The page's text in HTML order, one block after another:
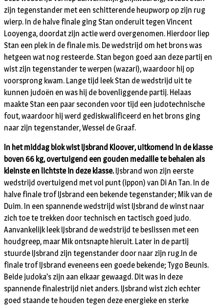
zijn tegenstander met een schitterende heupworp op zijn rug
wierp. In de halve finale ging Stan onderuit tegen Vincent
Looyenga, doordat zijn actie werd overgenomen. Hierdoor liep
Stan een plek in de finale mis. De wedstrijd om het brons was
hetgeen wat nog resteerde. Stan begon goed aan deze partij en
wist zijn tegenstander te werpen (wazari), waardoor hij op
voorsprong kwam. Lange tijd leek Stan de wedstrijd uit te
kunnen judoën en was hij de bovenliggende partij. Helaas
maakte Stan een paar seconden voor tijd een judotechnische
fout, waardoor hij werd gediskwalificeerd en het brons ging
naar zijn tegenstander, Wessel de Graaf.
In het middag blok wist IJsbrand Kloover, uitkomend in de klasse
boven 66 kg, overtuigend een gouden medaille te behalen als
kleinste en lichtste in deze klasse.IJsbrand won zijn eerste
wedstrijd overtuigend met vol punt (ippon) van Di An Tan. In de
halve finale trof IJsbrand een bekende tegenstander; Mik van de
Duim. In een spannende wedstrijd wist IJsbrand de winst naar
zich toe te trekken door technisch en tactisch goed judo.
Aanvankelijk leek IJsbrand de wedstrijd te beslissen met een
houdgreep, maar Mik ontsnapte hieruit. Later in de partij
stuurde IJsbrand zijn tegenstander door naar zijn rug.In de
finale trof IJsbrand eveneens een goede bekende; Tygo Beunis.
Beide judoka’s zijn aan elkaar gewaagd. Dit was in deze
spannende finalestrijd niet anders. IJsbrand wist zich echter
goed staande te houden tegen deze energieke en sterke